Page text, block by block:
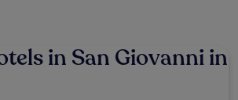
in San Giovanni in